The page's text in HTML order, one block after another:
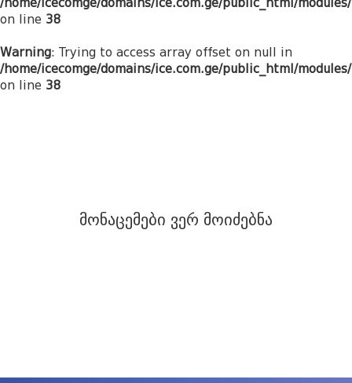
/home/icecomge/domains/ice.com.ge/public_html/
on line 38
Warning: Trying to access array offset on null in
/home/icecomge/domains/ice.com.ge/public_html/
on line 38
მონაცემები ვერ მოიძებნა